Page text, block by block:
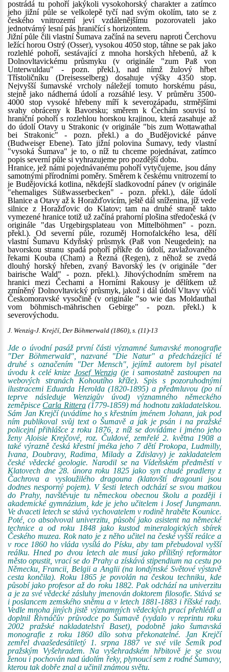
postrádá tu pohoří jakýkoli vysokohorský charakter a zatímco
jeho jižní půle se velkolepě tyčí nad svým okolím, tato se z
českého vnitrozemí jeví vzdálenějšímu pozorovateli jako
jednotvárný lesní pás hraničící s horizontem.
Jižní půle čili vlastní Šumava začíná na severu naproti Čerchovu
ležící horou Ostrý (Osser), vysokou 4050 stop, táhne se pak jako
rozlehlé pohoří, sestávající z mnoha horských hřebenů, až k
Dolnovltavickému průsmyku (v originále "zum Paß von
Unterwuldau" - pozn. překl.), nad nímž žulový hřbet
Třístoličníku (Dreisesselberg) dosahuje výšky 4350 stop.
Nejvyšší šumavské vrcholy náležejí tomuto horskému pásu,
stejně jako nádherná údolí a rozsáhlé lesy. V průměru 3500-
4000 stop vysoké hřebeny míří k severozápadu, strmějšími
svahy obráceny k Bavorsku; směrem k Čechám souvisí to
hraniční pohoří s rozlehlou horskou krajinou, která zasahuje až
do údolí Otavy u Strakonic (v originále "bis zum Wottawathal
bei Strakonic" - pozn. překl.) a do Budějovické pánve
(Budweiser Ebene). Tato jižní polovina Šumavy, tedy vlastní
"vysoká Šumava" je to, o níž tu chceme pojednávat, zatímco
popis severní půle si vyhrazujeme pro pozdější dobu.
Hranice, jež námi pojednávanému pohoří vytyčujeme, jsou dány
samotnými přírodními poměry. Směrem k českému vnitrozemí to
je Budějovická kotlina, někdejší sladkovodní pánev (v originále
"ehemaliges Süßwasserbecken" - pozn. překl.), dále údolí
Blanice a Otavy až k Horažďovicím, ještě dál sníženina, jíž vede
silnice z Horažďovic do Klatov; tam na druhé straně takto
vymezené hranice totiž už začíná prahorní plošina středočeská (v
originále "das Urgebirgsplateau von Mittelböhmen" - pozn.
překl.). Od severní půle, rozuměj Hornofalckého lesa, dělí
vlastní Šumavu Kdyňský průsmyk (Paß von Neugedein); na
bavorskou stranu spadá pohoří příkře do údolí, zavlažovaného
řekami Kouba (Cham) a Řezná (Regen), z něhož se zvedá
dlouhý horský hřeben, zvaný Bavorský les (v originále "der
bairische Wald" - pozn. překl.). Jihovýchodním směrem na
hranici mezi Čechami a Horními Rakousy je dělítkem už
zmíněný Dolnovltavický průsmyk, jakož i dál údolí Vltavy vůči
Českomoravské vysočině (v originále "so wie das Moldauthal
vom böhmisch-mährischen Gebirge" - pozn. překl.) k
severovýchodu.
J. Wenzig-J. Krejčí, Der Böhmerwald (1860), s. (11)-13
Jde o úvodní pasáž první části významné šumavské monografie
"Der Böhmerwald", nazvané "Die Natur" a předcházející té
druhé s označením "Der Mensch", jejímž autorem byl pisatel
úvodu k celé knizeJosef Wenzig (je i samostatně zastoupen na
webových stranách Kohoutího kříže). Spis s pozoruhodnými
ilustracemi Eduarda Herolda (1820-1895) a předmluvou (po ní
teprve následuje Wenzigův úvod) významného německého
zeměpisce Carla Rittera(1779-1859) má hodnotu zakladatelskou.
Sám Jan Krejčí (uvádíme ho s křestním jménem Johann, jak pod
ním publikoval svůj text o Šumavě a jak je psán i na pražské
policejní přihlášce z roku 1876, z níž se dovídáme i jméno jeho
ženy Aloisie Krejčové, roz. Čuldové, zemřelé 2. května 1908 a
také výrazně česká křestní jméka jeho 7 dětí Prokopa, Ludmilly,
Ivana, Doubravy, Radima, Milady a Zdislavy) je zakladatelem
české vědecké geologie. Narodil se na Vídeňském předměstí v
Klatovech dne 28. února roku 1825 jako syn chudé pradleny z
Čachrova a vysloužilého dragouna (klatovští dragouni jsou
dodnes nesporný pojem). V šesti letech odchází se svou matkou
do Prahy, navštěvuje tu německou obecnou školu a později i
akademické gymnázium, kde je jeho učitelem i Josef Jungmann.
Ve dvaceti letech se stává vychovatelem v rodině hraběte Kounice.
Poté, co absolvoval univerzitu, působí jako asistent na německé
technice a od roku 1848 jako kustod mineralogických sbírek
Českého muzea. Rok nato je z něho učitel na české vyšší reálce a
v roce 1860 ho vláda vysílá do Písku, aby tam přebudoval vyšší
reálku. Hned po dvou letech ale musí jako přílišný reformátor
město opustit, vrací se do Prahy a získává stipendium na cestu po
Německu, Francii, Belgii a Anglii (na londýnské Světové výstavě
cesta končila). Roku 1865 je povolán na českou techniku, kde
působí jako profesor až do roku 1882. Pak odchází na univerzitu
a je za své vědecké zásluhy jmenován doktorem filosofie. Stává se
i poslancem zemského sněmu a v letech 1881-1883 i říšské rady.
Vedle mnoha jiných jistě významných vědeckých prací přehlédl a
doplnil Řivnáčův průvodce po Šumavě (vydalo v reprintu roku
2002 pražské nakladatelství Baset), podobně jako šumavská
monografie z roku 1860 dílo sotva překonatelné. Jan Krejčí
zemřel dvaašedesátiletý 1. srpna 1887 ve své vile Šemík pod
pražským Vyšehradem. Na vyšehradském hřbitově je se svou
ženou i pochován nad údolím řeky, plynoucí sem z rodné Šumavy,
kterou tak dobře znal a učinil známou světu.